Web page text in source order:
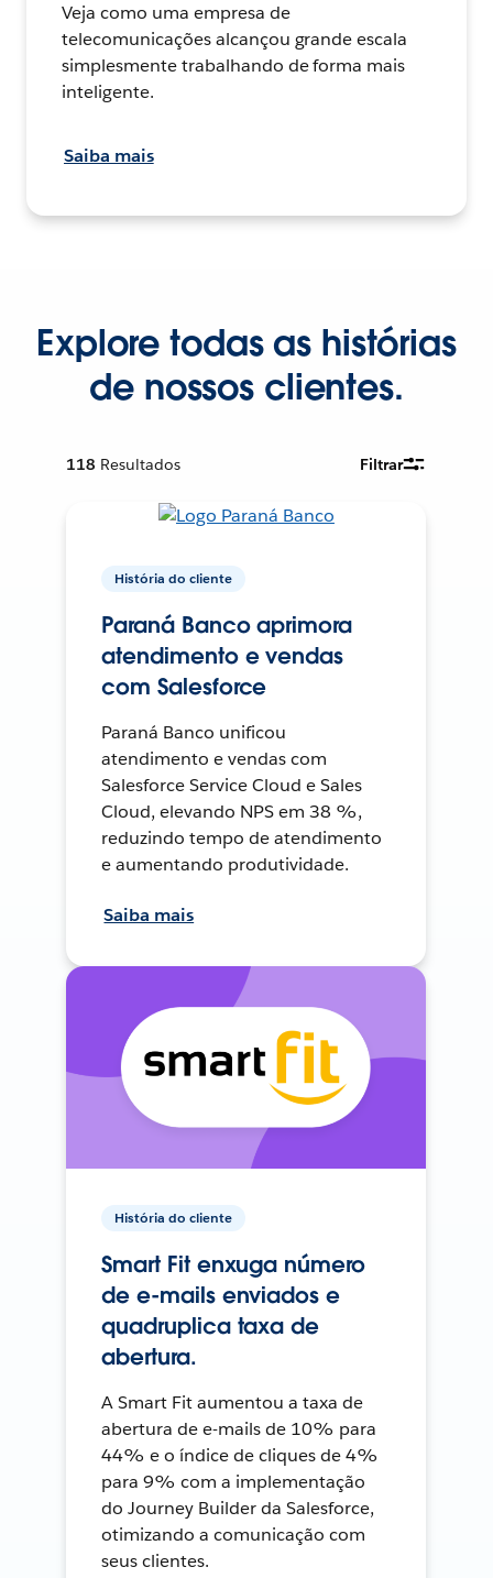
Veja como uma empresa de
telecomunicações alcançou grande escala
simplesmente trabalhando de forma mais
inteligente.
Saiba mais
Explore todas as histórias
de nossos clientes.
118 Resultados Filtrar
História do cliente
Paraná Banco aprimora
atendimento e vendas
com Salesforce
Paraná Banco unificou
atendimento e vendas com
Salesforce Service Cloud e Sales
Cloud, elevando NPS em 38 %,
reduzindo tempo de atendimento
e aumentando produtividade.
Saiba mais
História do cliente
Smart Fit enxuga número
de e-mails enviados e
quadruplica taxa de
abertura.
A Smart Fit aumentou a taxa de
abertura de e-mails de 10% para
44% e o índice de cliques de 4%
para 9% com a implementação
do Journey Builder da Salesforce,
otimizando a comunicação com
seus clientes.